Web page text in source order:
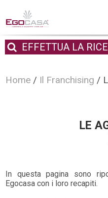
EFFETTUA LA
Home / Il Franchising /
LE
In questa pagina sono
Egocasa con i loro recapiti.